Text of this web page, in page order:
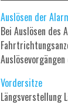
Auslösen der
Bei Auslösen
Vordersitze
Längsverstellung